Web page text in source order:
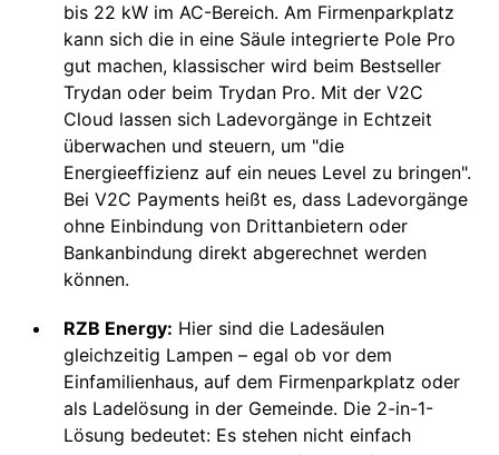
bis 22 kW im AC-Bereich. Am Firmenparkplatz
kann sich die in eine Säule integrierte Pole Pro
gut machen, klassischer wird beim Bestseller
Trydan oder beim Trydan Pro. Mit der V2C
Cloud lassen sich Ladevorgänge in Echtzeit
überwachen und steuern, um "die
Energieeffizienz auf ein neues Level zu bringen".
Bei V2C Payments heißt es, dass Ladevorgänge
ohne Einbindung von Drittanbietern oder
Bankanbindung direkt abgerechnet werden
können.
RZB Energy: Hier sind die Ladesäulen
gleichzeitig Lampen – egal ob vor dem
Einfamilienhaus, auf dem Firmenparkplatz oder
als Ladelösung in der Gemeinde. Die 2-in-1-
Lösung bedeutet: Es stehen nicht einfach